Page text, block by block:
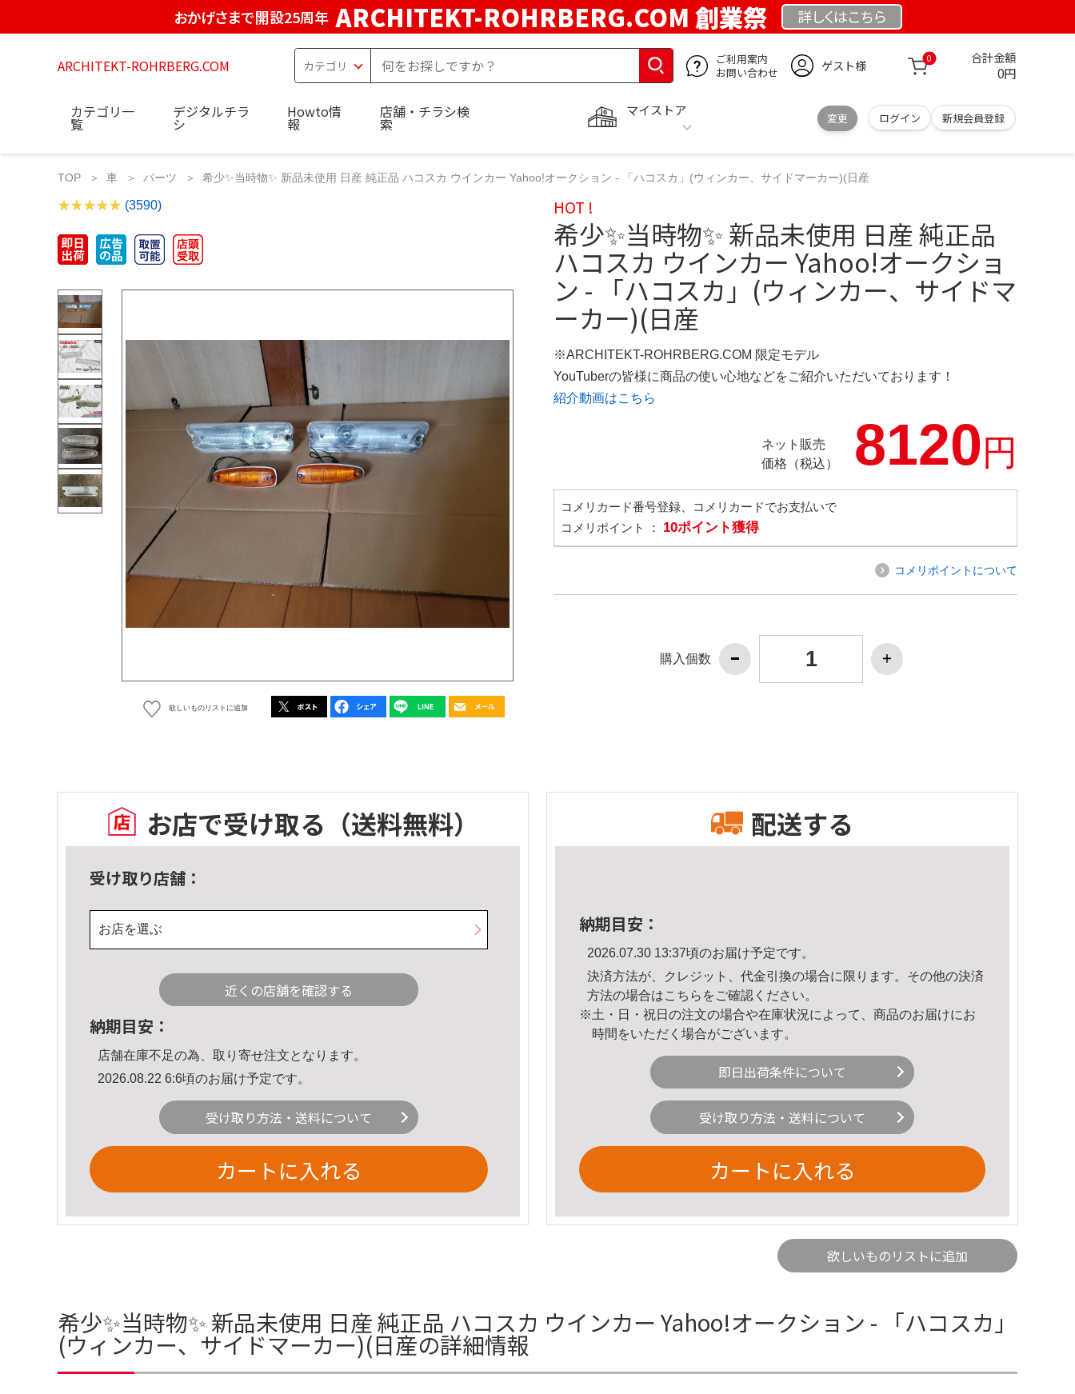
おかげさまで開設25周年 ARCHITEKT-ROHRBERG.COM 創業祭 詳しくはこちら
ARCHITEKT-ROHRBERG.COM
ご利用案内
お問い合わせ
ゲスト様 0 合計金額
0円
マイストア
変更 ログイン 新規会員登録
カテゴリ一
覧
デジタルチラ
シ
Howto情
報
店舗・チラシ検
索
TOP 車 パーツ 希少✨当時物✨ 新品未使用 日産 純正品 ハコスカ ウインカー Yahoo!オークション - 「ハコスカ」(ウィンカー、サイドマーカー)(日産
(3590)
欲しいものリストに追加
HOT !
希少✨当時物✨ 新品未使用 日産 純正品
ハコスカ ウインカー Yahoo!オークショ
ン - 「ハコスカ」(ウィンカー、サイドマ
ーカー)(日産
※ARCHITEKT-ROHRBERG.COM 限定モデル
YouTuberの皆様に商品の使い心地などをご紹介いただいております！
紹介動画はこちら
ネット販売
価格（税込）
8120円
コメリカード番号登録、コメリカードでお支払いで
コメリポイント ： 10ポイント獲得
コメリポイントについて
購入個数
お店で受け取る （送料無料）
受け取り店舗：
お店を選ぶ
近くの店舗を確認する
納期目安：
店舗在庫不足の為、取り寄せ注文となります。
2026.08.22 6:6頃のお届け予定です。
受け取り方法・送料について
カートに入れる
配送する
納期目安：
2026.07.30 13:37頃のお届け予定です。
決済方法が、クレジット、代金引換の場合に限ります。その他の決済
方法の場合はこちら をご確認ください。
※土・日・祝日の注文の場合や在庫状況によって、商品のお届けにお
時間をいただく場合がございます。
即日出荷条件について
受け取り方法・送料について
カートに入れる
欲しいものリストに追加
希少✨当時物✨ 新品未使用 日産 純正品 ハコスカ ウインカー Yahoo!オークション - 「ハコスカ」
(ウィンカー、サイドマーカー)(日産の詳細情報